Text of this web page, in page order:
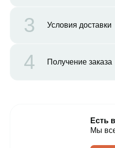
3 Условия доставки
4 Получение заказа
Есть
Мы